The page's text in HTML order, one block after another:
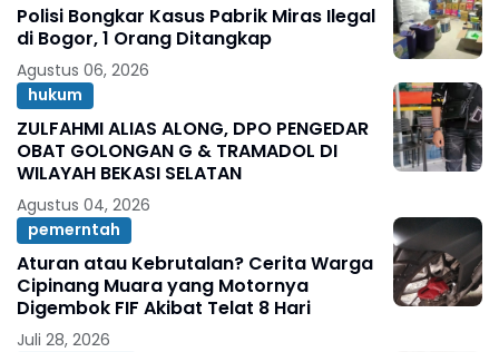
Polisi Bongkar Kasus Pabrik Miras Ilegal
di Bogor, 1 Orang Ditangkap
Agustus 06, 2026
hukum
ZULFAHMI ALIAS ALONG, DPO PENGEDAR
OBAT GOLONGAN G & TRAMADOL DI
WILAYAH BEKASI SELATAN
Agustus 04, 2026
pemerntah
Aturan atau Kebrutalan? Cerita Warga
Cipinang Muara yang Motornya
Digembok FIF Akibat Telat 8 Hari
Juli 28, 2026